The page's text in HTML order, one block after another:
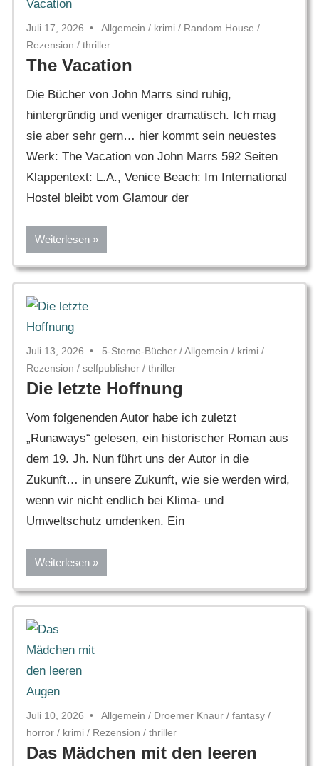
Juli 17, 2026 Allgemein / krimi / Random House /
Rezension / thriller
The Vacation
Die Bücher von John Marrs sind ruhig,
hintergründig und weniger dramatisch. Ich mag
sie aber sehr gern… hier kommt sein neuestes
Werk: The Vacation von John Marrs 592 Seiten
Klappentext: L.A., Venice Beach: Im International
Hostel bleibt vom Glamour der
Weiterlesen
Juli 13, 2026 5-Sterne-Bücher /Allgemein / krimi /
Rezension / selfpublisher / thriller
Die letzte Hoffnung
Vom folgenenden Autor habe ich zuletzt
„Runaways“ gelesen, ein historischer Roman aus
dem 19. Jh. Nun führt uns der Autor in die
Zukunft… in unsere Zukunft, wie sie werden wird,
wenn wir nicht endlich bei Klima- und
Umweltschutz umdenken. Ein
Weiterlesen
Juli 10, 2026 Allgemein / Droemer Knaur / fantasy /
horror / krimi / Rezension / thriller
Das Mädchen mit den leeren